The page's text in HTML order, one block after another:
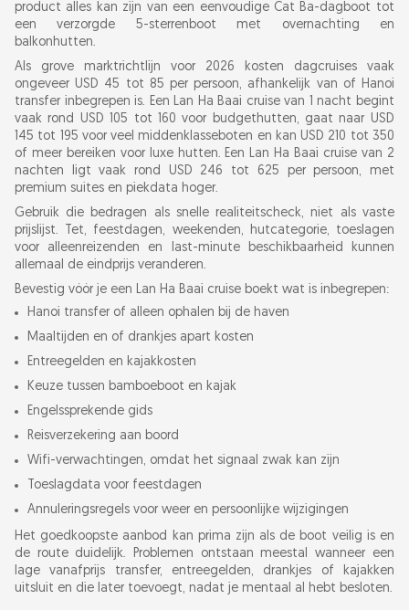
product alles kan zijn van een eenvoudige Cat Ba-dagboot tot
een verzorgde 5-sterrenboot met overnachting en
balkonhutten.
Als grove marktrichtlijn voor 2026 kosten dagcruises vaak
ongeveer USD 45 tot 85 per persoon, afhankelijk van of Hanoi
transfer inbegrepen is. Een Lan Ha Baai cruise van 1 nacht begint
vaak rond USD 105 tot 160 voor budgethutten, gaat naar USD
145 tot 195 voor veel middenklasseboten en kan USD 210 tot 350
of meer bereiken voor luxe hutten. Een Lan Ha Baai cruise van 2
nachten ligt vaak rond USD 246 tot 625 per persoon, met
premium suites en piekdata hoger.
Gebruik die bedragen als snelle realiteitscheck, niet als vaste
prijslijst. Tet, feestdagen, weekenden, hutcategorie, toeslagen
voor alleenreizenden en last-minute beschikbaarheid kunnen
allemaal de eindprijs veranderen.
Bevestig vóór je een Lan Ha Baai cruise boekt wat is inbegrepen:
Hanoi transfer of alleen ophalen bij de haven
Maaltijden en of drankjes apart kosten
Entreegelden en kajakkosten
Keuze tussen bamboeboot en kajak
Engelssprekende gids
Reisverzekering aan boord
Wifi-verwachtingen, omdat het signaal zwak kan zijn
Toeslagdata voor feestdagen
Annuleringsregels voor weer en persoonlijke wijzigingen
Het goedkoopste aanbod kan prima zijn als de boot veilig is en
de route duidelijk. Problemen ontstaan meestal wanneer een
lage vanafprijs transfer, entreegelden, drankjes of kajakken
uitsluit en die later toevoegt, nadat je mentaal al hebt besloten.